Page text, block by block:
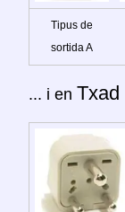
Tipus de
sortida A
... i en Txad